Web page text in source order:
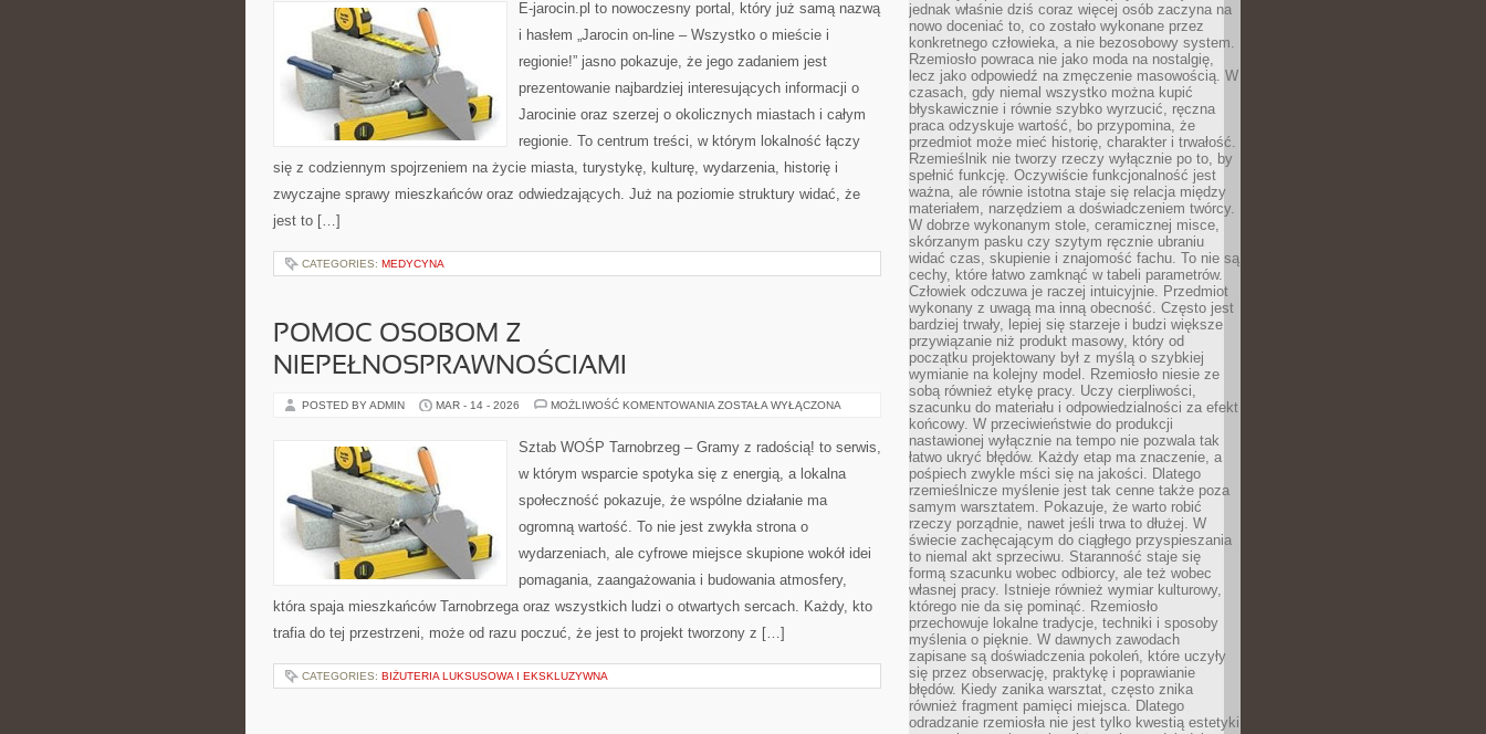
E-jarocin.pl to nowoczesny portal, który już samą nazwą
i hasłem „Jarocin on-line – Wszystko o mieście i
regionie!” jasno pokazuje, że jego zadaniem jest
prezentowanie najbardziej interesujących informacji o
Jarocinie oraz szerzej o okolicznych miastach i całym
regionie. To centrum treści, w którym lokalność łączy
się z codziennym spojrzeniem na życie miasta, turystykę, kulturę, wydarzenia, historię i
zwyczajne sprawy mieszkańców oraz odwiedzających. Już na poziomie struktury widać, że
jest to […]
CATEGORIES: MEDYCYNA
POMOC OSOBOM Z
NIEPEŁNOSPRAWNOŚCIAMI
POSTED BY ADMIN MAR - 14 - 2026 MOŻLIWOŚĆ KOMENTOWANIA POMOC
NIEPEŁNOSPRAWNOŚCIAMI
ZOSTAŁA WYŁĄCZONA
Sztab WOŚP Tarnobrzeg – Gramy z radością! to serwis,
w którym wsparcie spotyka się z energią, a lokalna
społeczność pokazuje, że wspólne działanie ma
ogromną wartość. To nie jest zwykła strona o
wydarzeniach, ale cyfrowe miejsce skupione wokół idei
pomagania, zaangażowania i budowania atmosfery,
która spaja mieszkańców Tarnobrzega oraz wszystkich ludzi o otwartych sercach. Każdy, kto
trafia do tej przestrzeni, może od razu poczuć, że jest to projekt tworzony z […]
CATEGORIES: BIŻUTERIA LUKSUSOWA I EKSKLUZYWNA
jednak właśnie dziś coraz więcej osób zaczyna na
nowo doceniać to, co zostało wykonane przez
konkretnego człowieka, a nie bezosobowy system.
Rzemiosło powraca nie jako moda na nostalgię,
lecz jako odpowiedź na zmęczenie masowością. W
czasach, gdy niemal wszystko można kupić
błyskawicznie i równie szybko wyrzucić, ręczna
praca odzyskuje wartość, bo przypomina, że
przedmiot może mieć historię, charakter i trwałość.
Rzemieślnik nie tworzy rzeczy wyłącznie po to, by
spełnić funkcję. Oczywiście funkcjonalność jest
ważna, ale równie istotna staje się relacja między
materiałem, narzędziem a doświadczeniem twórcy.
W dobrze wykonanym stole, ceramicznej misce,
skórzanym pasku czy szytym ręcznie ubraniu
widać czas, skupienie i znajomość fachu. To nie są
cechy, które łatwo zamknąć w tabeli parametrów.
Człowiek odczuwa je raczej intuicyjnie. Przedmiot
wykonany z uwagą ma inną obecność. Często jest
bardziej trwały, lepiej się starzeje i budzi większe
przywiązanie niż produkt masowy, który od
początku projektowany był z myślą o szybkiej
wymianie na kolejny model. Rzemiosło niesie ze
sobą również etykę pracy. Uczy cierpliwości,
szacunku do materiału i odpowiedzialności za efekt
końcowy. W przeciwieństwie do produkcji
nastawionej wyłącznie na tempo nie pozwala tak
łatwo ukryć błędów. Każdy etap ma znaczenie, a
pośpiech zwykle mści się na jakości. Dlatego
rzemieślnicze myślenie jest tak cenne także poza
samym warsztatem. Pokazuje, że warto robić
rzeczy porządnie, nawet jeśli trwa to dłużej. W
świecie zachęcającym do ciągłego przyspieszania
to niemal akt sprzeciwu. Staranność staje się
formą szacunku wobec odbiorcy, ale też wobec
własnej pracy. Istnieje również wymiar kulturowy,
którego nie da się pominąć. Rzemiosło
przechowuje lokalne tradycje, techniki i sposoby
myślenia o pięknie. W dawnych zawodach
zapisane są doświadczenia pokoleń, które uczyły
się przez obserwację, praktykę i poprawianie
błędów. Kiedy zanika warsztat, często znika
również fragment pamięci miejsca. Dlatego
odradzanie rzemiosła nie jest tylko kwestią estetyki